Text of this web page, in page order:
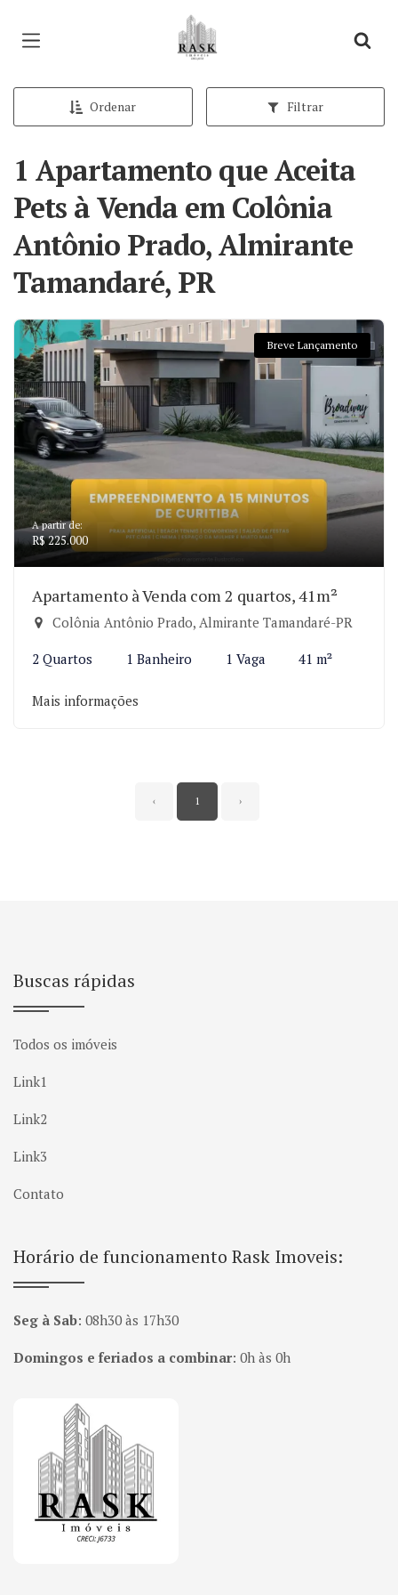
Página inicial
Ordenar Filtrar
1 Apartamento que Aceita
Pets à Venda em Colônia
Antônio Prado, Almirante
Tamandaré, PR
Breve Lançamento
A partir de:
R$ 225.000
Apartamento à Venda com 2 quartos, 41m²
Colônia Antônio Prado, Almirante Tamandaré-PR
2 Quartos 1 Banheiro 1 Vaga 41 m²
Mais informações
‹ 1 ›
Buscas rápidas
Todos os imóveis
Link1
Link2
Link3
Contato
Horário de funcionamento Rask Imoveis:
Seg à Sab: 08h30 às 17h30
Domingos e feriados a combinar: 0h às 0h
Página inicial